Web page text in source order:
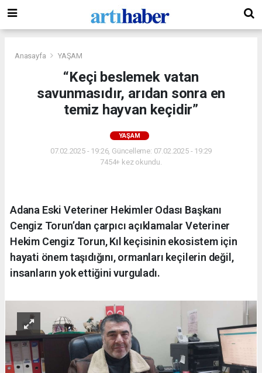
Anasayfa YAŞAM
“Keçi beslemek vatan
savunmasıdır, arıdan sonra en
temiz hayvan keçidir”
YAŞAM
07.02.2025 - 19:26, Güncelleme: 07.02.2025 - 19:29
7454+ kez okundu.
Adana Eski Veteriner Hekimler Odası Başkanı
Cengiz Torun’dan çarpıcı açıklamalar Veteriner
Hekim Cengiz Torun, Kıl keçisinin ekosistem için
hayati önem taşıdığını, ormanları keçilerin değil,
insanların yok ettiğini vurguladı.